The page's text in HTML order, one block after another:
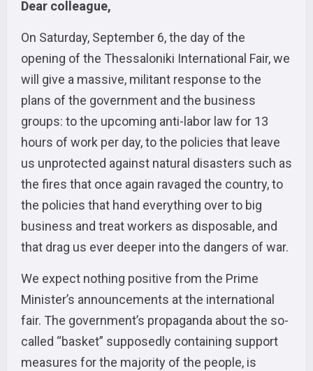
Dear colleague,
On Saturday, September 6, the day of the
opening of the Thessaloniki International Fair, we
will give a massive, militant response to the
plans of the government and the business
groups: to the upcoming anti-labor law for 13
hours of work per day, to the policies that leave
us unprotected against natural disasters such as
the fires that once again ravaged the country, to
the policies that hand everything over to big
business and treat workers as disposable, and
that drag us ever deeper into the dangers of war.
We expect nothing positive from the Prime
Minister’s announcements at the international
fair. The government’s propaganda about the so-
called “basket” supposedly containing support
measures for the majority of the people, is